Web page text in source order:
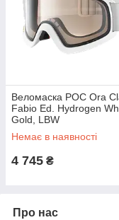
Веломаска POC Ora
Fabio Ed. Hydrogen
Gold, LBW
(PC402528394LBW1)
Немає в наявності
4 745 ₴
Про нас